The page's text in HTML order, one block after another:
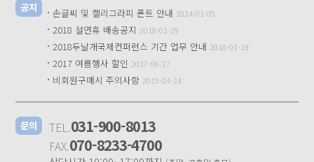
공지 · 손글씨 및 캘리그라피 폰트 안내 2024-01-05
· 2018 설연휴 배송공지 2018-01-29
· 2018두날개국제컨퍼런스 기간 업무 안내 2018-01-19
· 2017 여름행사 할인 2017-06-27
· 비회원구매시 주의사항 2015-04-24
문의 TEL.031-900-8013
FAX.070-8233-4700